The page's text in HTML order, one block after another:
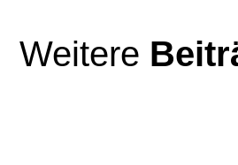
Weitere